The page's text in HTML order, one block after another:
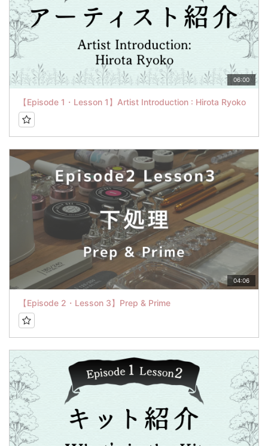
06:00
【Episode 1・Lesson 1】Artist Introduction : Hirota Ryoko
04:06
【Episode 2・Lesson 3】Prep & Prime